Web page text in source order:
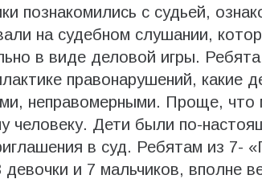
познакомились с судьей,
на судебном слушании,
в виде деловой игры.
правонарушений, какие
неправомерными. Проще, что
человеку. Дети были по-
в суд. Ребятам из 7-
и 7 мальчиков, вполне